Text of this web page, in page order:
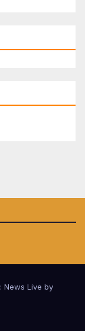
News Live by